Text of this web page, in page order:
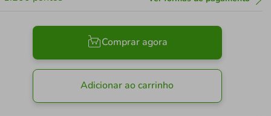
Comprar agora
Adicionar ao carrinho